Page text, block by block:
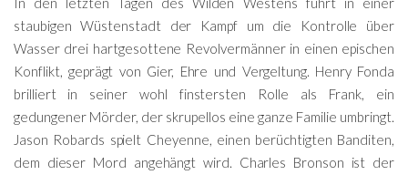
staubigen Wüstenstadt der Kampf um die Kontrolle über
Wasser drei hartgesottene Revolvermänner in einen epischen
Konflikt, geprägt von Gier, Ehre und Vergeltung. Henry Fonda
brilliert in seiner wohl finstersten Rolle als Frank, ein
gedungener Mörder, der skrupellos eine ganze Familie umbringt.
Jason Robards spielt Cheyenne, einen berüchtigten Banditen,
dem dieser Mord angehängt wird. Charles Bronson ist der